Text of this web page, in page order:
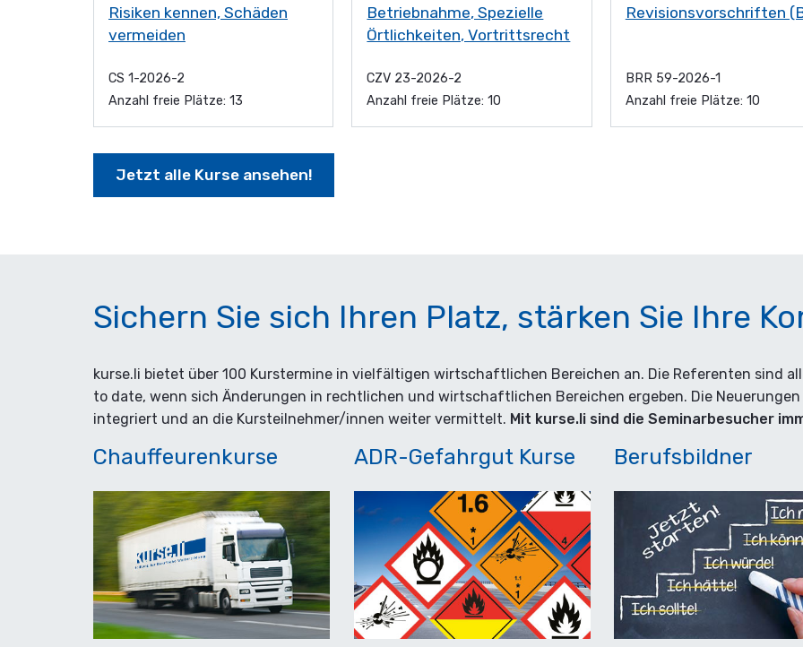
Risiken kennen, Schäden
vermeiden
CS 1-2026-2
Anzahl freie Plätze: 13
Betriebnahme, Spezielle
Örtlichkeiten, Vortrittsrecht
CZV 23-2026-2
Anzahl freie Plätze: 10
Revisionsvorschriften
BRR 59-2026-1
Anzahl freie Plätze: 10
Jetzt alle Kurse ansehen!
Sichern Sie sich Ihren Platz, stärken Sie Ihre
kurse.li bietet über 100 Kurstermine in vielfältigen wirtschaftlichen Bereichen an. Die Referenten sind
to date, wenn sich Änderungen in rechtlichen und wirtschaftlichen Bereichen ergeben. Die
integriert und an die Kursteilnehmer/innen weiter vermittelt. Mit kurse.li sind die Seminarbesucher
Chauffeurenkurse ADR-Gefahrgut Kurse Berufsbildner